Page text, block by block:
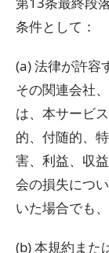
条件として：
(a) 法律が許容
その関連会社
は、本サービ
的、付随的、
害、利益、収
会の損失につ
いた場合でも
(b) 本規約また